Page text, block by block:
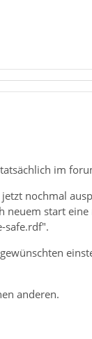
im
nochmal
neuem start eine
safe.rdf".
anderen.